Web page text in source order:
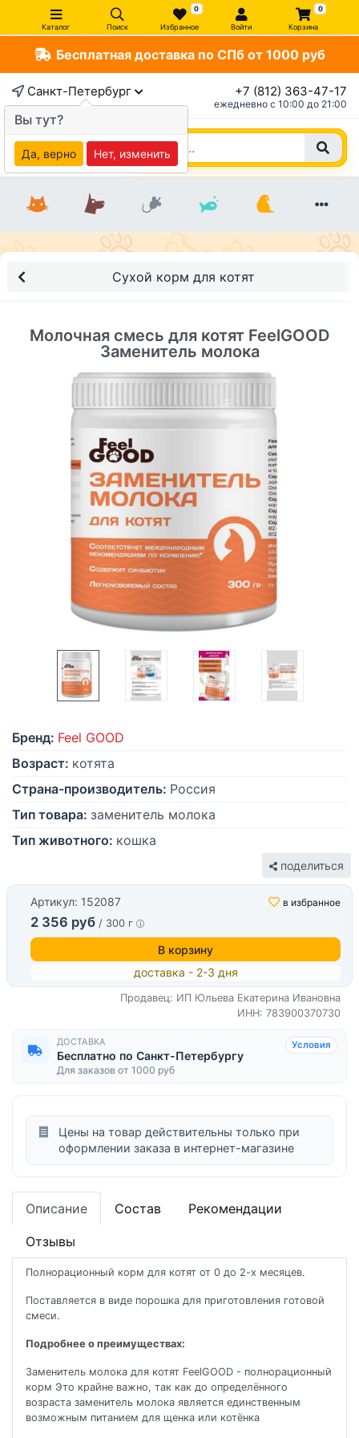
Каталог Поиск
0
Избранное Войти
0
Корзина
Бесплатная доставка по СПб от 1000 руб
Санкт-Петербург +7 (812) 363-47-17
ежедневно c 10:00 до 21:00
Сухой корм для котят
Молочная смесь для котят FeelGOOD
Заменитель молока
Бренд: Feel GOOD
Возраст: котята
Страна-производитель: Россия
Тип товара: заменитель молока
Тип животного: кошка
поделиться
Артикул: 152087 в избранное
2 356 руб / 300 г
В корзину
доставка - 2-3 дня
Продавец: ИП Юльева Екатерина Ивановна
ИНН: 783900370730
ДОСТАВКА
Бесплатно по Санкт-Петербургу
Для заказов от 1000 руб
Условия
Цены на товар действительны только при
оформлении заказа в интернет-магазине
Описание Состав Рекомендации
Отзывы
Полнорационный корм для котят от 0 до 2-х месяцев.
Поставляется в виде порошка для приготовления готовой
смеси.
Подробнее о преимуществах:
Заменитель молока для котят FeelGOOD - полнорационный
корм Это крайне важно, так как до определённого
возраста заменитель молока является единственным
возможным питанием для щенка или котёнка
Вы тут?
Да, верно Нет, изменить